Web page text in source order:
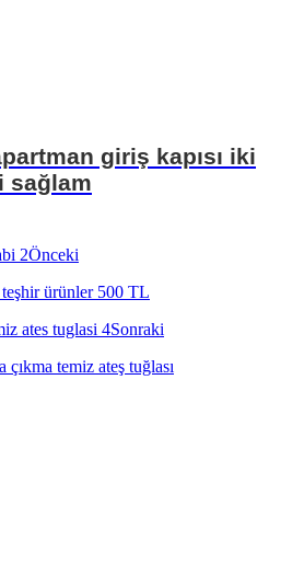
giriş kapısı iki
sağlam
Önceki
ürünler 500 TL
Sonraki
temiz ateş tuğlası